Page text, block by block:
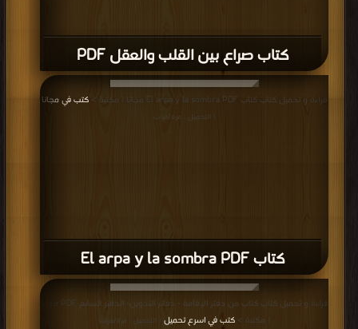
كتاب صراع بين القلب والعقل PDF
كتاب El arpa y la sombra PDF
قراءة و تحميل كتاب كتاب El arpa y la sombra PDF مجانا | مكتبة > كتب في مجانا
| التحميل : مرة/مرات
| مكتبة >كتب في اسرع تحميل | التحميل : مرة/مرات